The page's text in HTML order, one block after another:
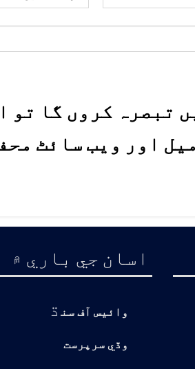
تبصرہ کروں گا تو
اور ویب سائٹ
اسان جي باري ۾
وائيس آف سن ڌ
وڏي سرپرست